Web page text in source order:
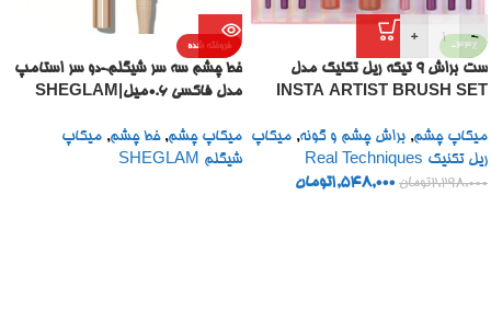
-33%
-
+
ست براش 9 تیکه ریل تکنیک مدل
INSTA ARTIST BRUSH SET
میکاپ چشم, براش چشم و گونه, میکاپ
ریل تکنیک Real Techniques
2,298,000تومان 1,548,000تومان
فروخته شده
خط چشم سه سر شیگلم-دو سر استامپ
مدل فاکسی ۰.۶میل|SHEGLAM
LINER PEN
میکاپ چشم, خط چشم, میکاپ
شیگلم SHEGLAM